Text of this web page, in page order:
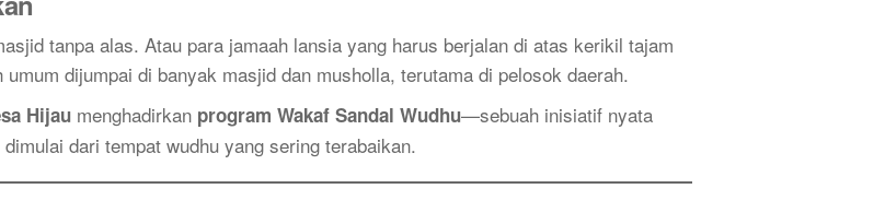
tanpa alas. Atau para jamaah lansia yang harus berjalan di atas kerikil tajam
dijumpai di banyak masjid dan musholla, terutama di pelosok daerah.
Hijau menghadirkan program Wakaf Sandal Wudhu—sebuah inisiatif nyata
dari tempat wudhu yang sering terabaikan.